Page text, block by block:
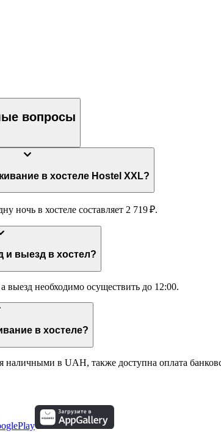
вопросы
Сколько стоит проживание в хостеле Hostel XXL?
ночь в хостеле составляет 2 719 ₽.
В какое время заезд и выезд в хостел?
выезд необходимо осуществить до 12:00.
Как оплатить проживание в хостеле?
наличными в UAH, также доступна оплата